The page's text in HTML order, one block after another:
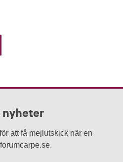
nyheter
att få mejlutskick när en